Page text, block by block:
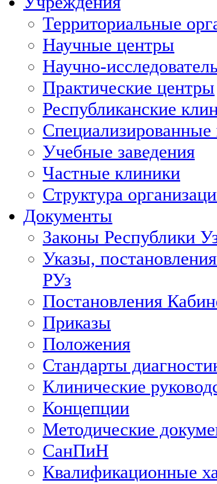
Территориальные
Научные центры
Научно-
Практические центры
Республиканские
Учебные заведения
Частные клиники
Структура
Документы
Законы Республики
Указы,
РУз
Постановления
Приказы
Положения
Стандарты
Клинические
Концепции
Методические
СанПиН
Квалификационные